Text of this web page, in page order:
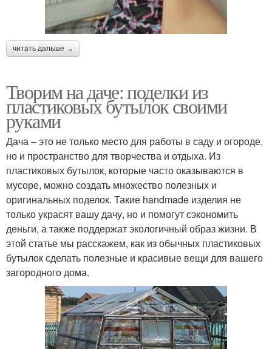
читать дальше →
Творим на даче: поделки из
пластиковых бутылок своими
руками
Дача – это не только место для работы в саду и огороде,
но и пространство для творчества и отдыха. Из
пластиковых бутылок, которые часто оказываются в
мусоре, можно создать множество полезных и
оригинальных поделок. Такие handmade изделия не
только украсят вашу дачу, но и помогут сэкономить
деньги, а также поддержат экологичный образ жизни. В
этой статье мы расскажем, как из обычных пластиковых
бутылок сделать полезные и красивые вещи для вашего
загородного дома.